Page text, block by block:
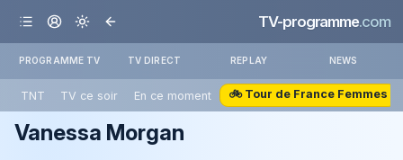
TV-programme.com
PROGRAMME TV TV DIRECT REPLAY NEWS
TNT TV ce soir En ce moment 🚲 Tour de France Femmes
Vanessa Morgan